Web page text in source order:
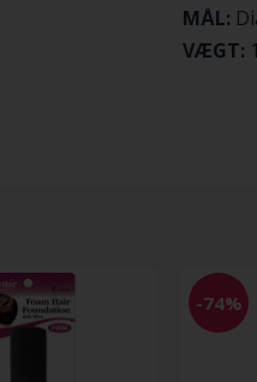
MÅL:
VÆGT:
-74%